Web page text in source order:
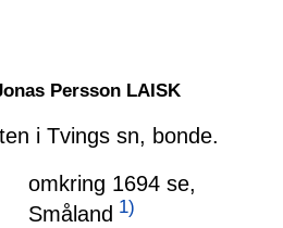
Persson LAISK
i Tvings sn, bonde.
omkring 1694 se,
Småland 1)